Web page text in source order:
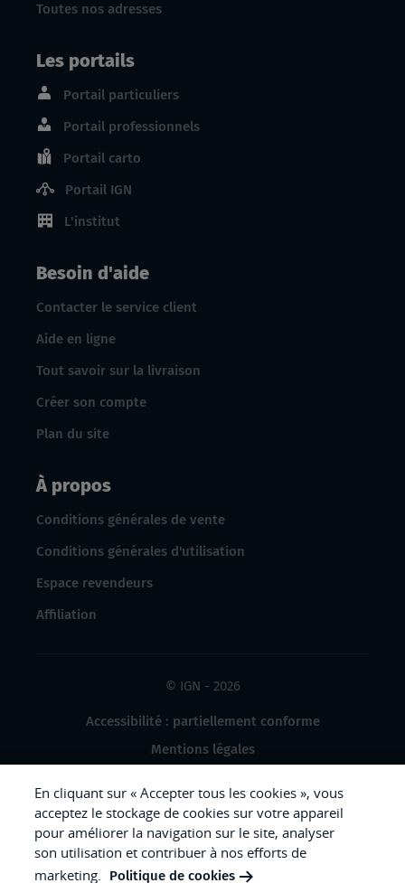
Toutes nos adresses
Les portails
Portail particuliers
Portail professionnels
Portail carto
Portail IGN
L'institut
Besoin d'aide
Contacter le service client
Aide en ligne
Tout savoir sur la livraison
Créer son compte
Plan du site
À propos
Conditions générales de vente
Conditions générales d'utilisation
Espace revendeurs
Affiliation
© IGN - 2026
Accessibilité : partiellement conforme
Mentions légales
Gestion des cookies
Crédits photos
En cliquant sur « Accepter tous les cookies », vous
acceptez le stockage de cookies sur votre appareil
pour améliorer la navigation sur le site, analyser
son utilisation et contribuer à nos efforts de
marketing.
Politique de cookies